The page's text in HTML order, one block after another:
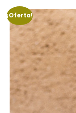
¡Oferta!